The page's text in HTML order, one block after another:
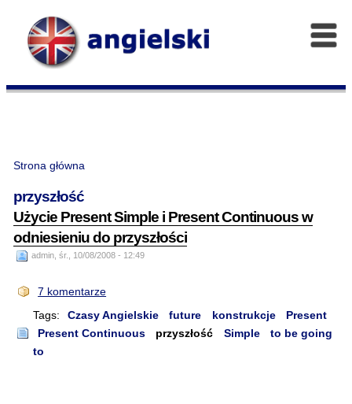
Strona główna
przyszłość
Użycie Present Simple i Present Continuous w
odniesieniu do przyszłości
admin, śr., 10/08/2008 - 12:49
7 komentarze
Tags:
Czasy Angielskie future konstrukcje
Present
Present Continuous
przyszłość Simple
to be going
to